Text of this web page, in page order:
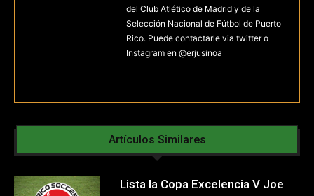
del Club Atlético de Madrid y de la
Selección Nacional de Fútbol de Puerto
Rico. Puede contactarle via twitter o
Instagram en @erjusinoa
Artículos Similares
Lista la Copa Excelencia V Joe